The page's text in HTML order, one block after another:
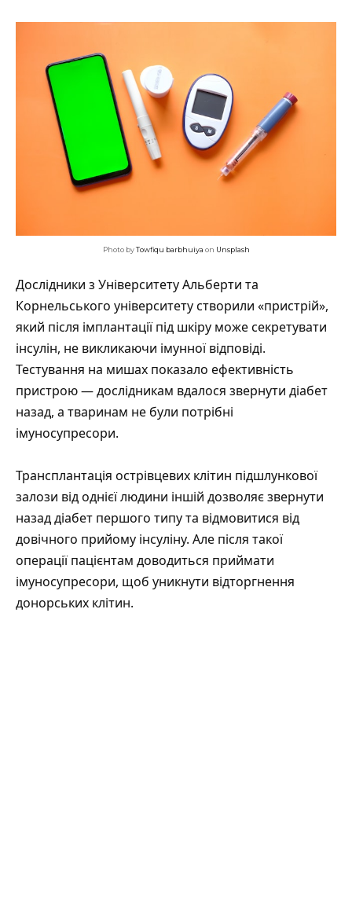
Photo byTowfiqu barbhuiya on Unsplash
Дослідники з Університету Альберти та
Корнельського університетустворили «пристрій»,
який після імплантації під шкіру може секретувати
інсулін, не викликаючи імунної відповіді.
Тестування на мишах показало ефективність
пристрою — дослідникам вдалося звернути діабет
назад, а тваринам не були потрібні
імуносупресори.
Трансплантація острівцевих клітин підшлункової
залози від однієї людини іншій дозволяє звернути
назад діабет першого типу та відмовитися від
довічного прийому інсуліну. Але після такої
операції пацієнтам доводиться приймати
імуносупресори, щоб уникнути відторгнення
донорських клітин.